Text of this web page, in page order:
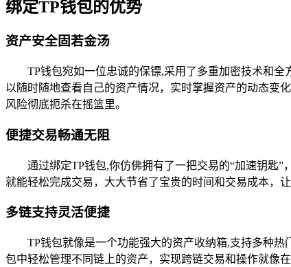
绑定TP钱包的优势
资产安全固若金汤
TP钱包宛如一位忠诚的保镖,采用了多重加密技术和
以随时随地查看自己的资产情况，实时掌握资产的动态变
风险彻底扼杀在摇篮里。
便捷交易畅通无阻
通过绑定TP钱包,你仿佛拥有了一把交易的“加速钥匙
就能轻松完成交易，大大节省了宝贵的时间和交易成本，
多链支持灵活便捷
TP钱包就像是一个功能强大的资产收纳箱,支持多种
包中轻松管理不同链上的资产，实现跨链交易和操作就像